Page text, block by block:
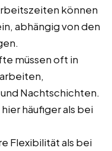
können
abhängig von den
müssen oft in
Nachtschichten.
häufiger als bei
Flexibilität als bei